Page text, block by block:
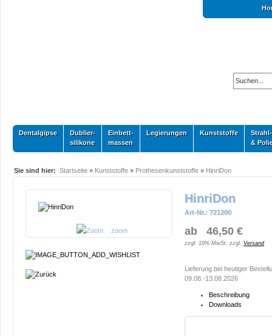
Dentalgipse
Dublier-
silikone
Einbett-
massen
Legierungen Kunststoffe
Strahl-
&
Sie sind hier: Startseite » Kunststoffe » Prothesenkunststoffe » HinriDon
zoom
HinriDon
Art-Nr.: 721200
ab 46,50 €
zzgl. 19% MwSt. zzgl. Versand
Lieferung bei heutiger
09.08.-13.08.2026
Beschreibung
Downloads